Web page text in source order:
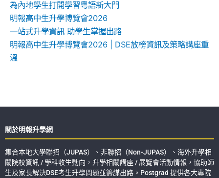
為內地學生打開學習粵語新大門
明報高中生升學博覽會2026
一站式升學資訊 助學生掌握出路
明報高中生升學博覽會2026 | DSE放榜資訊及策略講座重
溫
關於明報升學網
集合本地大學聯招（JUPAS）、非聯招（Non-JUPAS）、海外升學相
關院校資訊 / 學科收生動向，升學相關講座 / 展覽會活動情報，協助師
生及家長解決DSE考生升學問題並籌謀出路。Postgrad 提供各大專院